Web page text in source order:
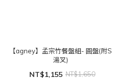
【agney】孟宗竹餐盤組- 圓盤(附S
湯叉)
NT$1,155 NT$1,650